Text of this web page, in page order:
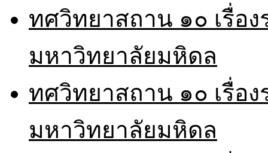
ทศวิทยาสถาน ๑๐ เรื่อ
มหาวิทยาลัยมหิดล
ทศวิทยาสถาน ๑๐ เรื่อ
มหาวิทยาลัยมหิดล